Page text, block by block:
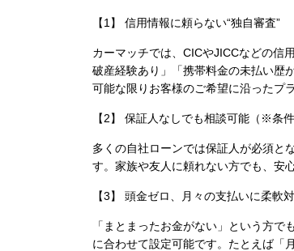
【1】 信用情報に頼らない“独自審査”
カーマッチでは、CICやJICCなどの信
破産経験あり」「携帯料金の未払い歴
可能な限りお客様のご希望に沿ったプ
【2】 保証人なしでも相談可能（※条件
多くの自社ローンでは保証人が必須と
す。家族や友人に頼れない方でも、安
【3】 頭金ゼロ、月々の支払いに柔軟
「まとまったお金がない」という方で
に合わせて設定可能です。たとえば「